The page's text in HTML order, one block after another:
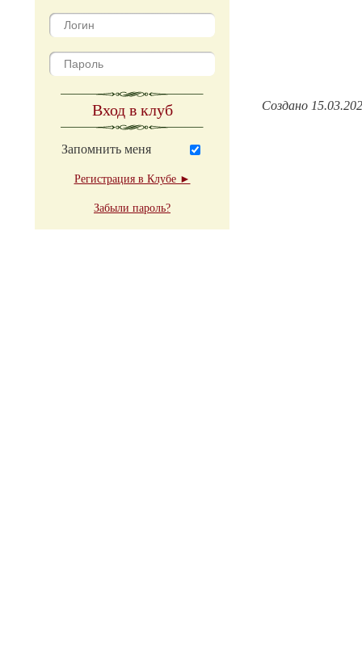
Вход в клуб
Запомнить меня
Регистрация в Клубе ►
Забыли пароль?
Создано